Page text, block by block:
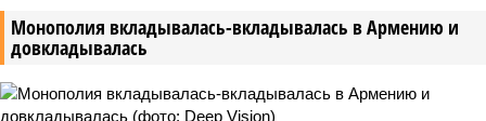
Монополия вкладывалась-вкладывалась в Армению и
довкладывалась